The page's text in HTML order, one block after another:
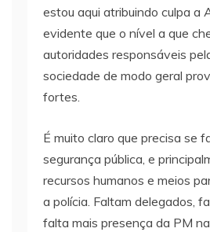
estou aqui atribuindo culpa a
evidente que o nível a que
autoridades responsáveis
sociedade de modo geral
fortes.
É muito claro que precisa se
segurança pública, e
recursos humanos e meios
a polícia. Faltam delegados,
falta mais presença da PM